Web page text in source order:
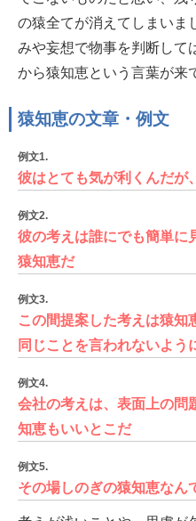
の猿全てが消えてしまいま
みや妄想で物事を判断して
から猿知恵という言葉が来
猿知恵の文章・例文
例文1.
彼はとても気が利くんだが
例文2.
彼の考えは誰にでも簡単に
猿知恵だ
例文3.
この間提案した考えは猿知
同じことを言われないよう
例文4.
会社の考えは、表面上の問
知恵もいいとこだ
例文5.
その場しのぎの猿知恵なん